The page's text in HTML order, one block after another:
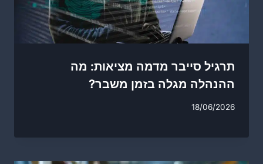
תרגיל סייבר מדמה מציאות: מה
ההנהלה מגלה בזמן משבר?
18/06/2026